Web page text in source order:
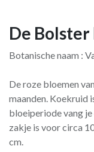
De
Botanische naam :
De roze bloemen
maanden. Koekruid
bloeiperiode vang je
zakje is voor circa
cm.